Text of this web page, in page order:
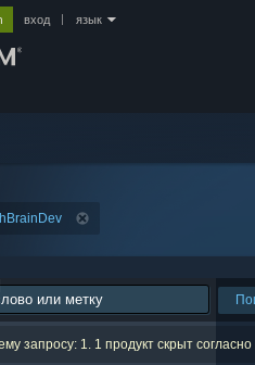
вход язык
запросу: 1. 1 продукт скрыт